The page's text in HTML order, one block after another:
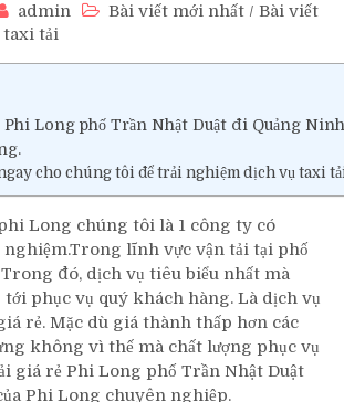
admin Bài viết mới nhất / Bài viết
taxi tải
Long phố Trần Nhật Duật đi Quảng
cho chúng tôi để trải nghiệm dịch vụ taxi
Long chúng tôi là 1 công ty có
lĩnh vực vận tải tại phố
đó, dịch vụ tiêu biểu nhất mà
phục vụ quý khách hàng. Là dịch vụ
rẻ. Mặc dù giá thành thấp hơn các
không vì thế mà chất lượng phục vụ
giá rẻ Phi Long phố Trần Nhật Duật
Phi Long chuyên nghiệp.